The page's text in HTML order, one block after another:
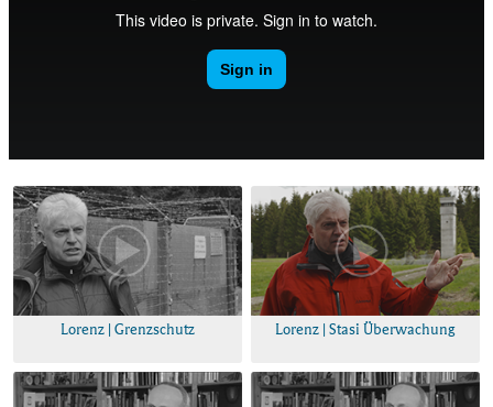
Lorenz | Grenzschutz Lorenz | Stasi Überwachung